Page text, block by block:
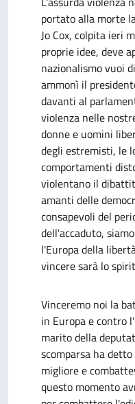
portato alla morte
Jo Cox, colpita ieri
proprie idee, deve
nazionalismo vuoi
ammonì il
davanti al
violenza nelle
donne e uomini
degli estremisti, le
comportamenti
violentano il
amanti delle
consapevoli del
dell'accaduto,
l'Europa della
vincere sarà lo
Vinceremo noi la
in Europa e contro
marito della
scomparsa ha
migliore e
questo momento